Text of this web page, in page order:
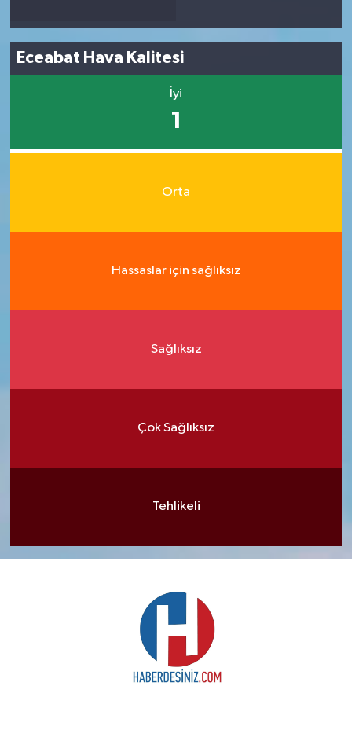
Eceabat Hava Kalitesi
İyi
1
Orta
Hassaslar için sağlıksız
Sağlıksız
Çok Sağlıksız
Tehlikeli